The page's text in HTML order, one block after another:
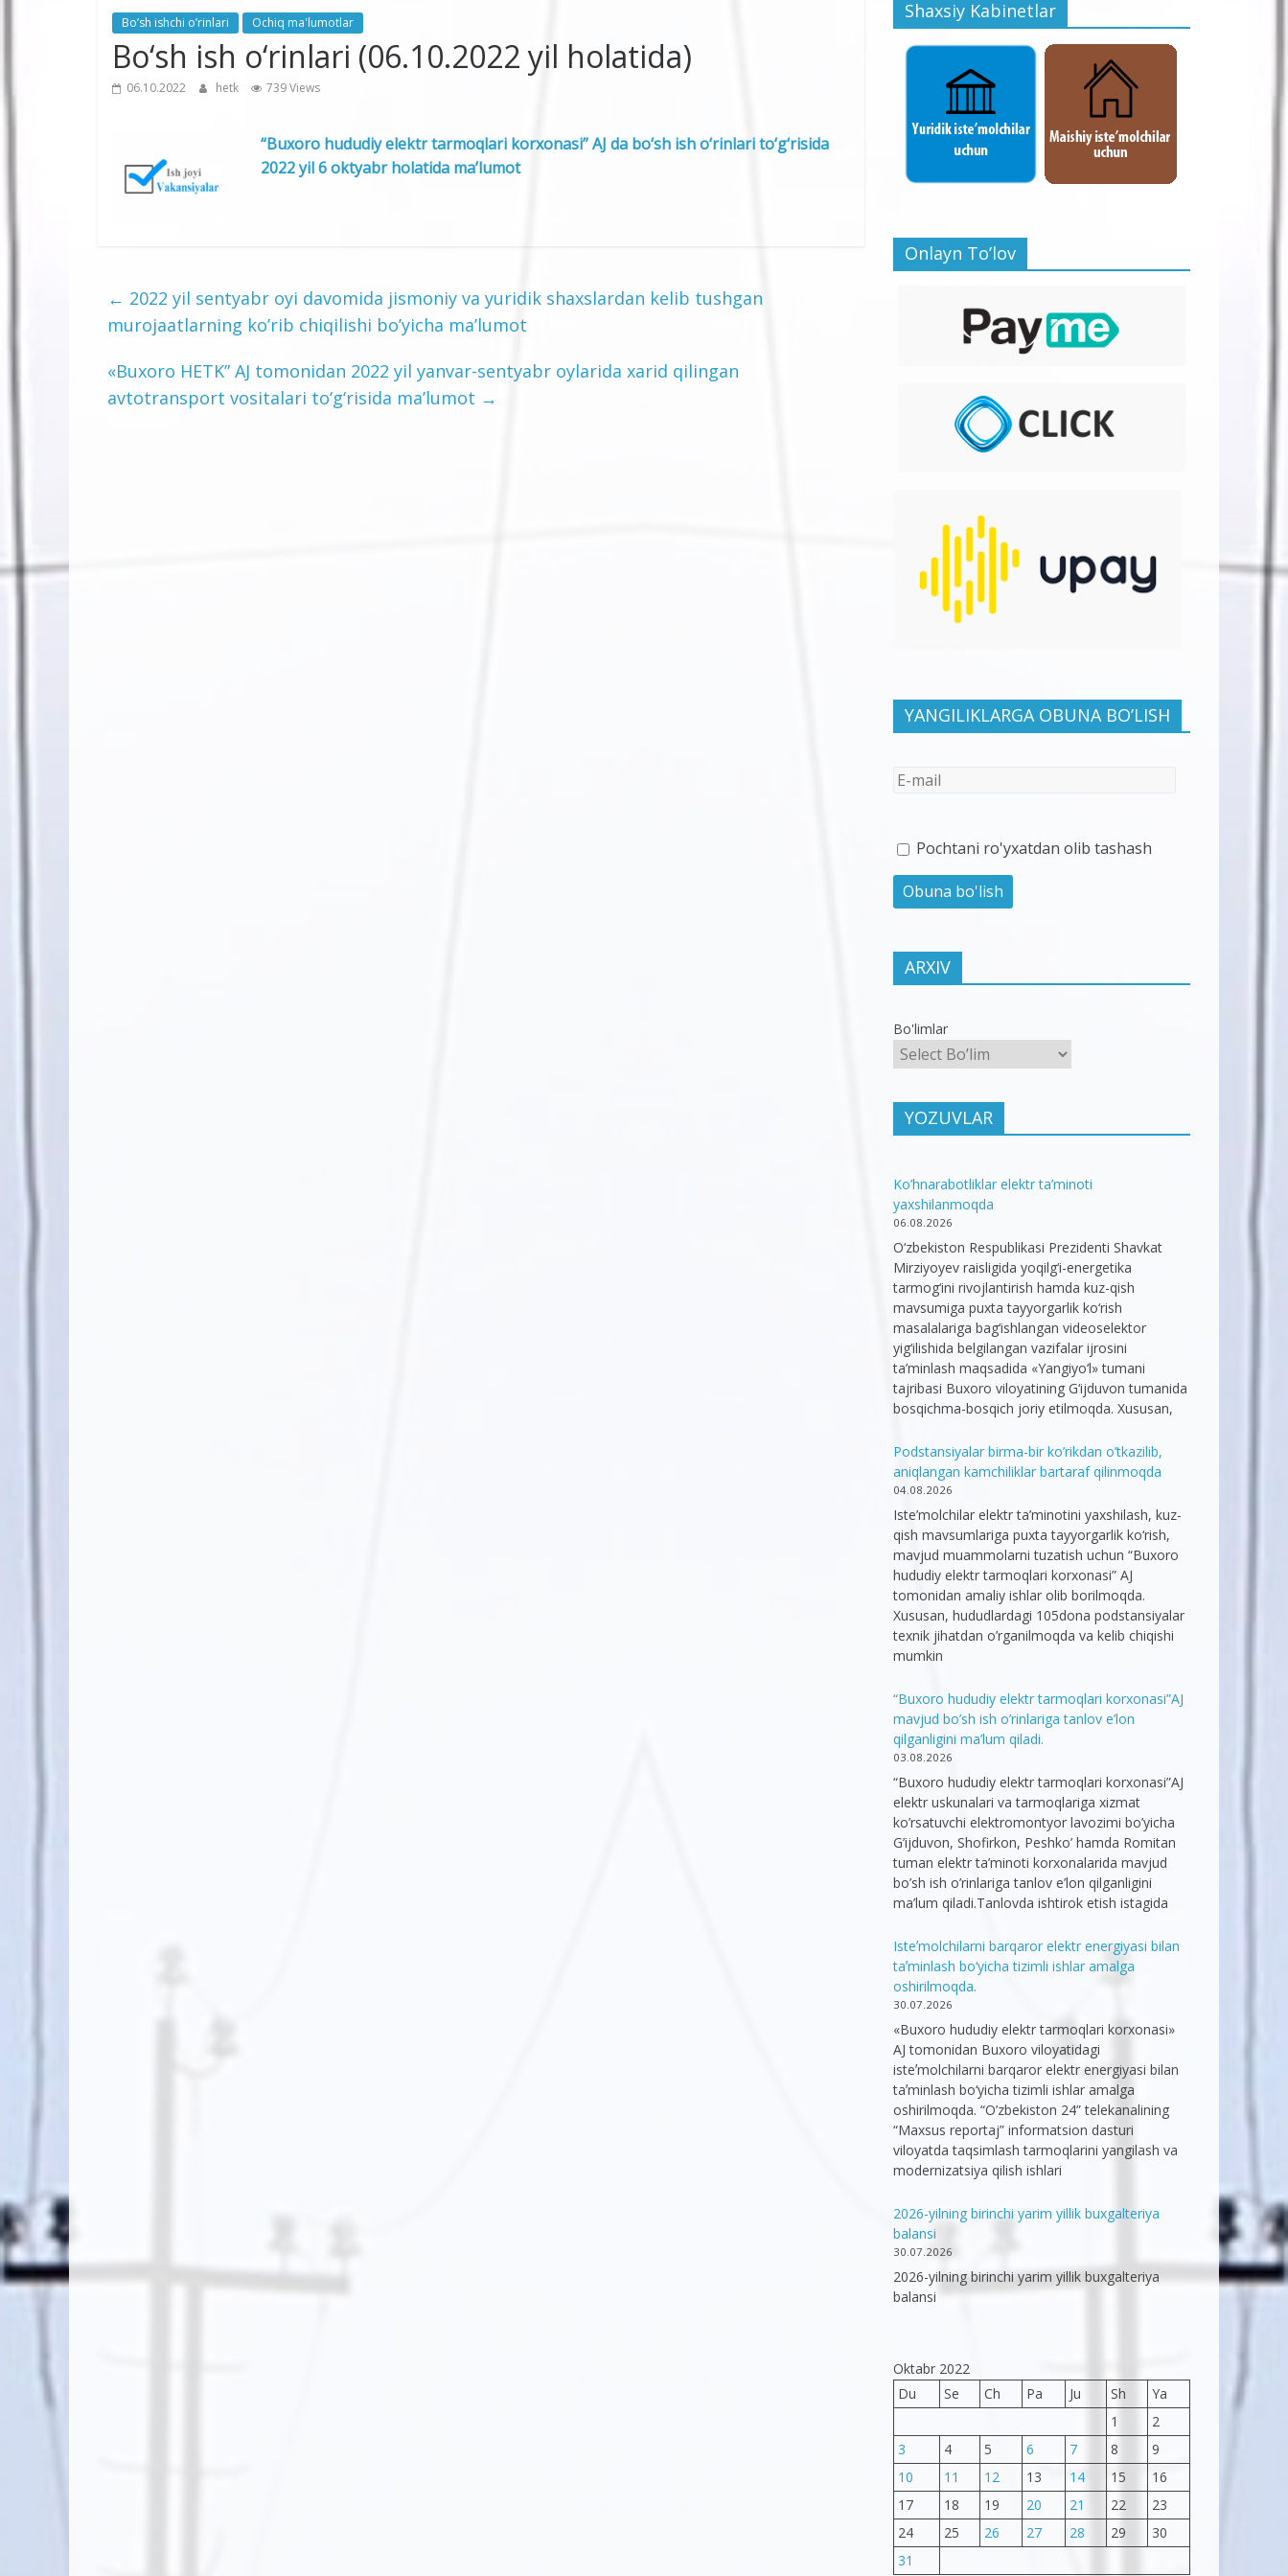
Bo’sh ishchi o’rinlari Ochiq ma'lumotlar
Bo‘sh ish o‘rinlari (06.10.2022 yil holatida)
06.10.2022 hetk 739 Views
“Buxoro hududiy elektr tarmoqlari korxonasi” AJ da bo‘sh ish o‘rinlari to‘g‘risida
2022 yil 6 oktyabr holatida ma’lumot
← 2022 yil sentyabr oyi davomida jismoniy va yuridik shaxslardan kelib tushgan
murojaatlarning ko’rib chiqilishi bo’yicha ma’lumot
«Buxoro HETK” AJ tomonidan 2022 yil yanvar-sentyabr oylarida xarid qilingan
avtotransport vositalari to‘g‘risida ma’lumot →
Shaxsiy Kabinetlar
Onlayn To’lov
YANGILIKLARGA OBUNA BO’LISH
Pochtani ro'yxatdan olib tashash
ARXIV
Bo'limlar
YOZUVLAR
Ko’hnarabotliklar elektr ta’minoti
yaxshilanmoqda
06.08.2026
O‘zbekiston Respublikasi Prezidenti Shavkat
Mirziyoyev raisligida yoqilg‘i-energetika
tarmog‘ini rivojlantirish hamda kuz-qish
mavsumiga puxta tayyorgarlik ko‘rish
masalalariga bag‘ishlangan videoselektor
yig‘ilishida belgilangan vazifalar ijrosini
ta’minlash maqsadida «Yangiyo‘l» tumani
tajribasi Buxoro viloyatining G‘ijduvon tumanida
bosqichma-bosqich joriy etilmoqda. Xususan,
Podstansiyalar birma-bir ko’rikdan o’tkazilib,
aniqlangan kamchiliklar bartaraf qilinmoqda
04.08.2026
Iste’molchilar elektr ta’minotini yaxshilash, kuz-
qish mavsumlariga puxta tayyorgarlik ko‘rish,
mavjud muammolarni tuzatish uchun “Buxoro
hududiy elektr tarmoqlari korxonasi” AJ
tomonidan amaliy ishlar olib borilmoqda.
Xususan, hududlardagi 105dona podstansiyalar
texnik jihatdan o’rganilmoqda va kelib chiqishi
mumkin
“Buxoro hududiy elektr tarmoqlari korxonasi”AJ
mavjud bo’sh ish o’rinlariga tanlov e’lon
qilganligini ma’lum qiladi.
03.08.2026
“Buxoro hududiy elektr tarmoqlari korxonasi”AJ
elektr uskunalari va tarmoqlariga xizmat
ko’rsatuvchi elektromontyor lavozimi bo’yicha
G’ijduvon, Shofirkon, Peshko’ hamda Romitan
tuman elektr ta’minoti korxonalarida mavjud
bo’sh ish o’rinlariga tanlov e’lon qilganligini
ma’lum qiladi.Tanlovda ishtirok etish istagida
Isteʼmolchilarni barqaror elektr energiyasi bilan
taʼminlash bo‘yicha tizimli ishlar amalga
oshirilmoqda.
30.07.2026
«Buxoro hududiy elektr tarmoqlari korxonasi»
AJ tomonidan Buxoro viloyatidagi
isteʼmolchilarni barqaror elektr energiyasi bilan
taʼminlash bo‘yicha tizimli ishlar amalga
oshirilmoqda. “O’zbekiston 24” telekanalining
“Maxsus reportaj” informatsion dasturi
viloyatda taqsimlash tarmoqlarini yangilash va
modernizatsiya qilish ishlari
2026-yilning birinchi yarim yillik buxgalteriya
balansi
30.07.2026
2026-yilning birinchi yarim yillik buxgalteriya
balansi
Oktabr 2022
Du
Se Ch Pa Ju Sh
Ya
1
2
3
4 5 6 7 8
9
10
11 12 13 14 15
16
17
18 19 20 21 22
23
24
25 26 27 28 29
30
31